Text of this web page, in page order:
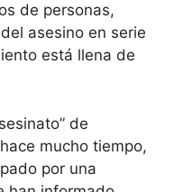
de personas,
asesino en serie
está llena de
de
mucho tiempo,
por una